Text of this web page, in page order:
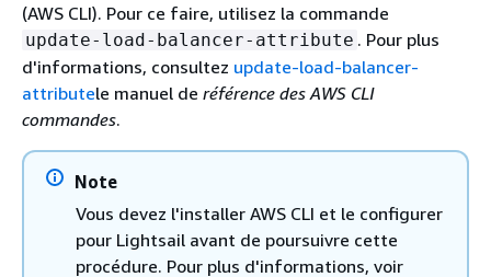
(AWS CLI). Pour ce faire, utilisez la commande
update-load-balancer-attribute . Pour plus
d'informations, consultez update-load-balancer-
attributele manuel de référence des AWS CLI
commandes.
Note
Vous devez l'installer AWS CLI et le configurer
pour Lightsail avant de poursuivre cette
procédure. Pour plus d'informations, voir